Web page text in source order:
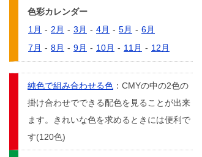
色彩カレンダー
1月 - 2月 - 3月 - 4月 - 5月 - 6月
7月 - 8月 - 9月 - 10月 - 11月 - 12月
純色で組み合わせる色 ：CMYの中の2色の
掛け合わせでできる配色を見ることが出来
ます。きれいな色を求めるときには便利で
す(120色)